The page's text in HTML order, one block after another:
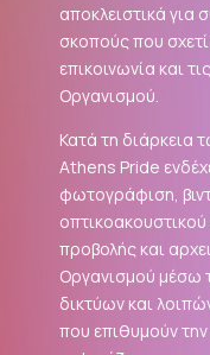
αποκλειστικά για
σκοπούς που
επικοινωνία και
Οργανισμού.
Κατά τη διάρκεια
Athens Pride
φωτογράφιση,
προβολής και
Οργανισμού μέσω
δικτύων και
που επιθυμούν